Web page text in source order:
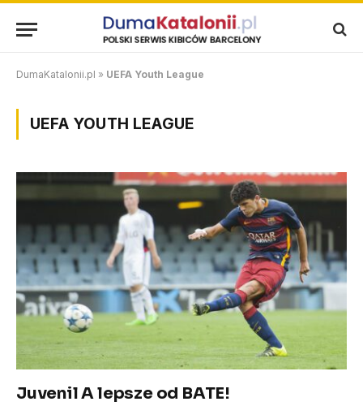
DumaKatalonii.pl » UEFA Youth League
UEFA YOUTH LEAGUE
Juvenil A lepsze od BATE!